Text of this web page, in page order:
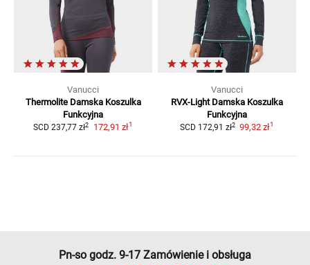
Vanucci
Thermolite Damska Koszulka
Funkcyjna
SCD 237,77 zł2 172,91 zł1
Vanucci
RVX-Light Damska Koszulka
Funkcyjna
SCD 172,91 zł2 99,32 zł1
Pn-so godz. 9-17 Zamówienie i obsługa